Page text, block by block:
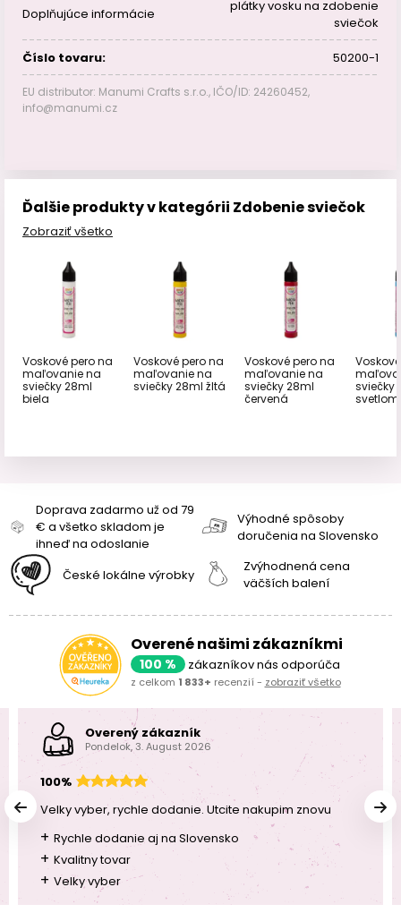
Doplňujúce informácie
plátky vosku na zdobenie
sviečok
Číslo tovaru: 50200-1
EU distributor: Manumi Crafts s.r.o., IČO/ID: 24260452,
info@manumi.cz
Ďalšie produkty v kategórii Zdobenie sviečok
Zobraziť všetko
Voskové pero na
maľovanie na
sviečky 28ml
biela
Voskové pero na
maľovanie na
sviečky 28ml žltá
Voskové pero na
maľovanie na
sviečky 28ml
červená
sviečky
Doprava zadarmo už od 79
€ a všetko skladom je
ihneď na odoslanie
Výhodné spôsoby
doručenia na Slovensko
České lokálne výrobky
Zvýhodnená cena
väčších balení
Overené našimi zákazníkmi
100 % zákazníkov nás odporúča
z celkom 1 833+ recenzií - zobraziť všetko
Overený zákazník
Pondelok, 3. August 2026
100%
Velky vyber, rychle dodanie. Utcite nakupim znovu
+ Rychle dodanie aj na Slovensko
+ Kvalitny tovar
+ Velky vyber